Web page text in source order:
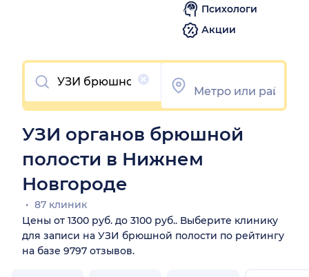
Психологи
Акции
Очистить
УЗИ органов брюшной
полости в Нижнем
Новгороде
87 клиник
Цены от 1300 руб. до 3100 руб.. Выберите клинику
для записи на УЗИ брюшной полости по рейтингу
на базе 9797 отзывов.